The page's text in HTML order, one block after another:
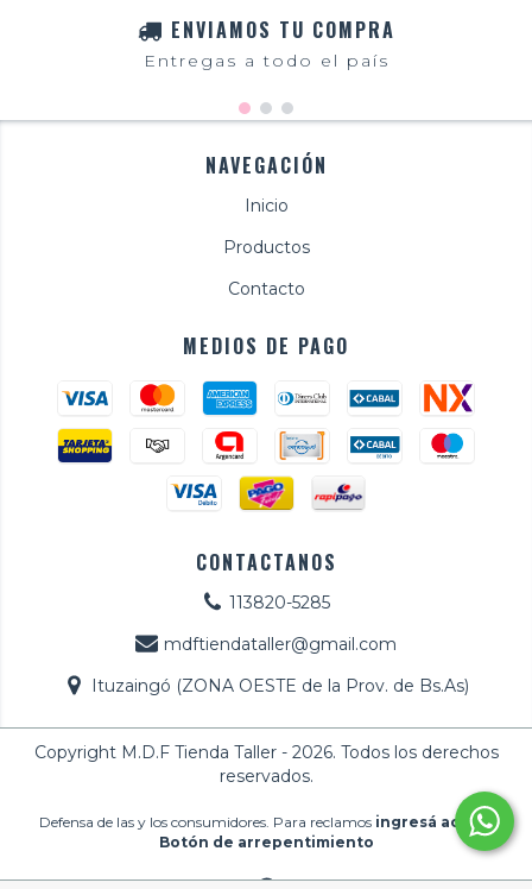
ENVIAMOS TU COMPRA
Entregas a todo el país
NAVEGACIÓN
Inicio
Productos
Contacto
MEDIOS DE PAGO
CONTACTANOS
113820-5285
mdftiendataller@gmail.com
Ituzaingó (ZONA OESTE de la Prov. de Bs.As)
Copyright M.D.F Tienda Taller - 2026. Todos los derechos
reservados.
Defensa de las y los consumidores. Para reclamos ingresá acá. /
Botón de arrepentimiento